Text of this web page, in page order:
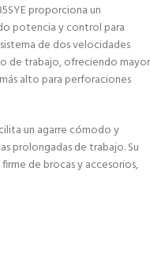
proporciona un
potencia y control para
de dos velocidades
de trabajo, ofreciendo mayor
alto para perforaciones
un agarre cómodo y
prolongadas de trabajo. Su
de brocas y accesorios,